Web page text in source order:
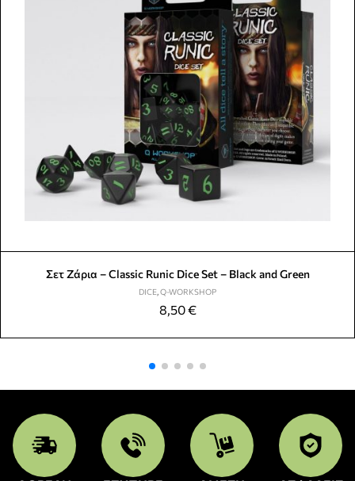
Σετ Ζάρια – Classic Runic Dice Set – Black and Green
DICE, Q-WORKSHOP
8,50€